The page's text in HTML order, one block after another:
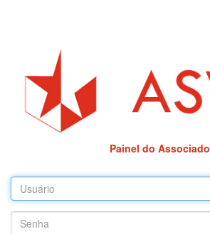
Painel do Associado